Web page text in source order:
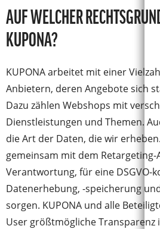
AUF WELCHER
KUPONA?
KUPONA arbeitet mit einer
Anbietern, deren Angebote sich
Dazu zählen Webshops mit
Dienstleistungen und Themen.
die Art der Daten, die wir
gemeinsam mit dem
Verantwortung, für eine DSGVO-
Datenerhebung, -speicherung
sorgen. KUPONA und alle
User größtmögliche Transparenz